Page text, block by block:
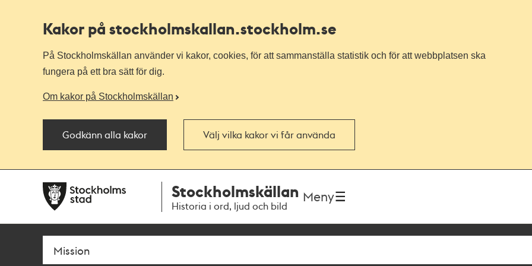
Kakor på stockholmskallan.stockholm.se
På Stockholmskällan använder vi kakor, cookies, för att sammanställa statistik och för att webbplatsen ska
fungera på ett bra sätt för dig.
Om kakor på Stockholmskällan
Godkänn alla kakor Välj vilka kakor vi får använda
navigationen
huvudinnehållet
Stockholmskällan
Historia i ord, ljud och bild
Meny
Sök